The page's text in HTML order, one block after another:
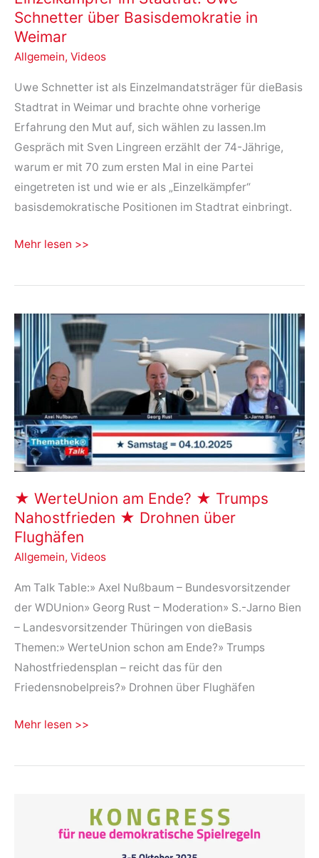
als
je
zuvor
Schnetter über Basisdemokratie in
Weimar
Allgemein, Videos
Uwe Schnetter ist als Einzelmandatsträger für dieBasis
Stadtrat in Weimar und brachte ohne vorherige
Erfahrung den Mut auf, sich wählen zu lassen.Im
Gespräch mit Sven Lingreen erzählt der 74-Jährige,
warum er mit 70 zum ersten Mal in eine Partei
eingetreten ist und wie er als „Einzelkämpfer“
basisdemokratische Positionen im Stadtrat einbringt.
Einzelkämpfer
Stadtrat:
Schnetter
über
Basisdemokratie
in
Weimar
Mehr lesen >>
★ WerteUnion am Ende? ★ Trumps
Nahostfrieden ★ Drohnen über
Flughäfen
Allgemein, Videos
Am Talk Table:» Axel Nußbaum – Bundesvorsitzender
der WDUnion» Georg Rust – Moderation» S.-Jarno Bien
– Landesvorsitzender Thüringen von dieBasis
Themen:» WerteUnion schon am Ende?» Trumps
Nahostfriedensplan – reicht das für den
Friedensnobelpreis?» Drohnen über Flughäfen
★
am
Nahostfrieden
Mehr lesen >>